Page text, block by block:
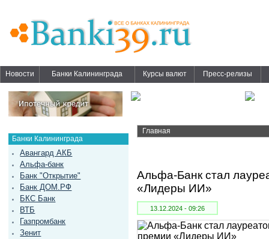
Новости Банки Калининграда Курсы валют Пресс-релизы
Банки Калининграда
Авангард АКБ
Альфа-банк
Банк "Открытие"
Банк ДОМ.РФ
БКС Банк
ВТБ
Газпромбанк
Зенит
Главная
Альфа-Банк стал
«Лидеры ИИ»
13.12.2024 - 09:26